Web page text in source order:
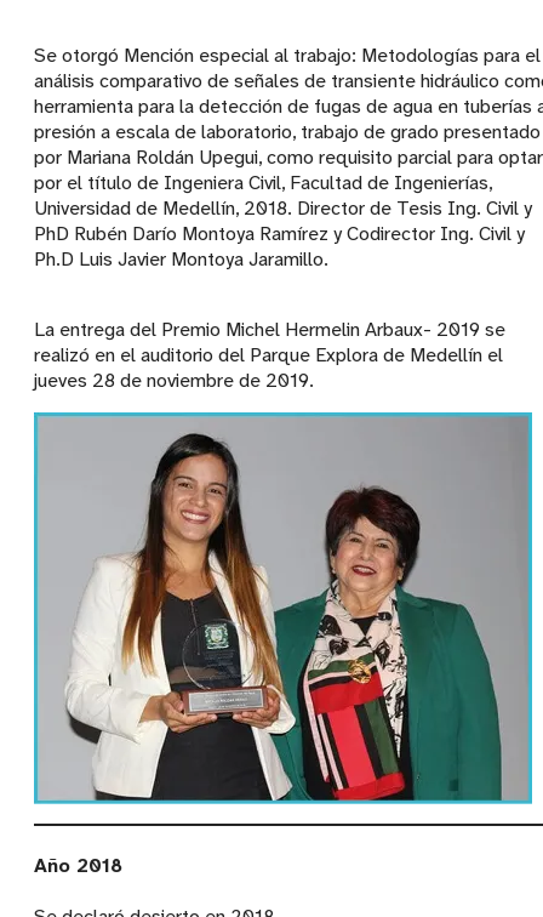
Se otorgó Mención especial al trabajo: Metodologías para el
análisis comparativo de señales de transiente hidráulico
herramienta para la detección de fugas de agua en tuberías
presión a escala de laboratorio, trabajo de grado presentado
por Mariana Roldán Upegui, como requisito parcial para optar
por el título de Ingeniera Civil, Facultad de Ingenierías,
Universidad de Medellín, 2018. Director de Tesis Ing. Civil y
PhD Rubén Darío Montoya Ramírez y Codirector Ing. Civil y
Ph.D Luis Javier Montoya Jaramillo.
La entrega del Premio Michel Hermelin Arbaux- 2019 se
realizó en el auditorio del Parque Explora de Medellín el
jueves 28 de noviembre de 2019.
Año 2018